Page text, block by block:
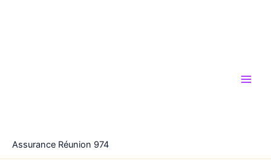
Assurance Réunion 974